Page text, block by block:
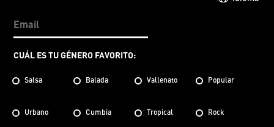
CUÁL ES TU GÉNERO FAVORITO:
Salsa Balada Vallenato Popular
Urbano Cumbia Tropical Rock